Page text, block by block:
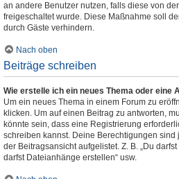
an andere Benutzer nutzen, falls diese von
freigeschaltet wurde. Diese Maßnahme soll
durch Gäste verhindern.
Nach oben
Beiträge schreiben
Wie erstelle ich ein neues Thema oder eine
Um ein neues Thema in einem Forum zu
klicken. Um auf einen Beitrag zu antworten,
könnte sein, dass eine Registrierung
schreiben kannst. Deine Berechtigungen sind
der Beitragsansicht aufgelistet. Z. B. „Du
darfst Dateianhänge erstellen“ usw.